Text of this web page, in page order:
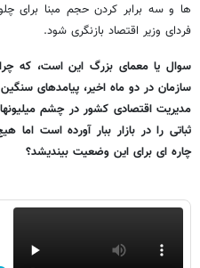
ها و سه برابر کردن حجم مبنا برای
فردای وزیر اقتصاد بازنگری شود.
سوال یا معمای بزرگ این است، که
سازمان در دو ماه اخیر، پیامدهای
مدیریت اقتصادی کشور در چشم
ثباتی را در بازار ببار آورده است
چاره ای برای این وضعیت بیندیشد؟